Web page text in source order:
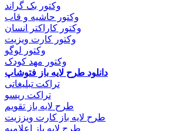
وکتور بک گراند
وکتور حاشیه و قاب
وکتور کاراکتر انسان
وکتور کارت ویزیت
وکتور لوگو
وکتور مهد کودک
دانلود طرح لایه باز فتوشاپ
تراکت تبلیغاتی
تراکت ریسو
طرح لایه باز تقویم
طرح لایه باز کارت ویززیت
طرح لایه باز اعلامیه